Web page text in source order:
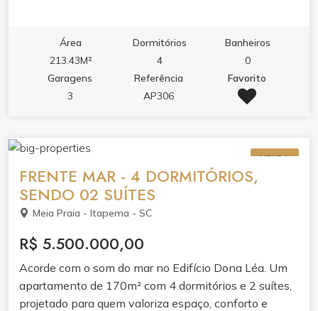
Área
213.43M²
Dormitórios
4
Banheiros
0
Garagens
3
Referência
AP306
Favorito
VENDA
FRENTE MAR - 4 DORMITÓRIOS,
SENDO 02 SUÍTES
Meia Praia - Itapema - SC
R$ 5.500.000,00
Acorde com o som do mar no Edifício Dona Léa. Um
apartamento de 170m² com 4 dormitórios e 2 suítes,
projetado para quem valoriza espaço, conforto e